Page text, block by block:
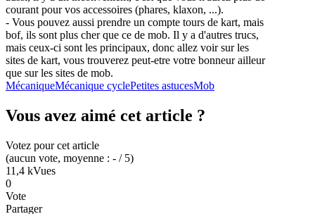
courant pour vos accessoires (phares, klaxon, ...).
- Vous pouvez aussi prendre un compte tours de kart, mais
bof, ils sont plus cher que ce de mob. Il y a d'autres trucs,
mais ceux-ci sont les principaux, donc allez voir sur les
sites de kart, vous trouverez peut-etre votre bonneur ailleur
que sur les sites de mob.
MécaniqueMécanique cyclePetites astucesMob
Vous avez aimé cet article ?
Votez pour cet article
(aucun vote, moyenne : - / 5)
11,4 kVues
0
Vote
Partager